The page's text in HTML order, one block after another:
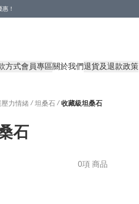
！
方式會員專區關於我們退貨及退款政策
力情緒 / 坦桑石 / 收藏級坦桑石
石
0項 商品